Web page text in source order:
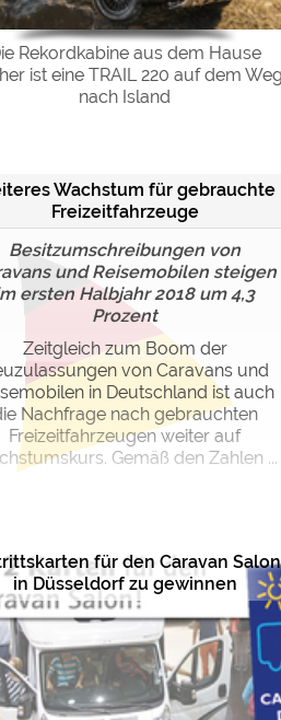
Rekordkabine aus dem Hause
ist eine TRAIL 220 auf dem
nach Island
Wachstum für gebrauchte
Freizeitfahrzeuge
Besitzumschreibungen von
und Reisemobilen steigen
ersten Halbjahr 2018 um 4,3
Prozent
Zeitgleich zum Boom der
von Caravans und
in Deutschland ist auch
Nachfrage nach gebrauchten
Freizeitfahrzeugen weiter auf
Gemäß den Zahlen ...
für den Caravan Salon
in Düsseldorf zu gewinnen
können jeder Zeit im